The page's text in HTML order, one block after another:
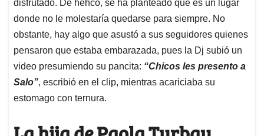
disfrutado. De hehco, se ha planteado que es un lugar
donde no le molestaría quedarse para siempre. No
obstante, hay algo que asustó a sus seguidores quienes
pensaron que estaba embarazada, pues la Dj subió un
video presumiendo su pancita: “Chicos les presento a
Salo”, escribió en el clip, mientras acariciaba su
estomago con ternura.